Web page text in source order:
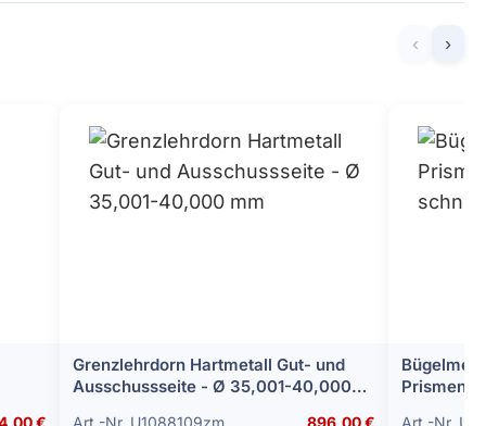
‹ ›
€
Grenzlehrdorn Hartmetall Gut- und
Ausschussseite - Ø 35,001-40,000
Art.-Nr. U1088109zm 896,00 €
Prismenamboss 60°,
Art.-Nr.